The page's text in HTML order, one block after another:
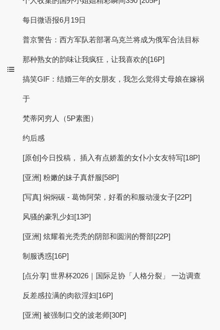
每日微语报6月19日
普京警告：西方军队若部署乌克兰将成为俄军合法目标
那种熟女的韵味让我疯狂，让我喜欢的[16P]
搞笑GIF：结婚三年的女朋友，我怎么觉得丈母娘在嫁祸
于
梵蒂冈穷人（5P素图）
约后感
[原创]今日投稿， 插入有点娇羞的女仆小女友特写[18P]
[亚洲] 粉嫩的妹子真舒服[58P]
[写真] 焖焖碳 - 葛饰阿荣，好看的和服动漫女子[22P]
风骚的豪乳少妇[13P]
[亚洲] 炫耀着光秃秃的阴部和圆润的臀部[22P]
制服诱惑[16P]
[点分享] 世界杯2026｜国际足协「人格分裂」 一边调查
反差感拉满的肉欲淫妇[16P]
[亚洲] 被强制口交的波老师[30P]